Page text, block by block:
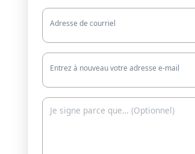
Adresse de courriel
Entrez à nouveau votre adresse e-mail